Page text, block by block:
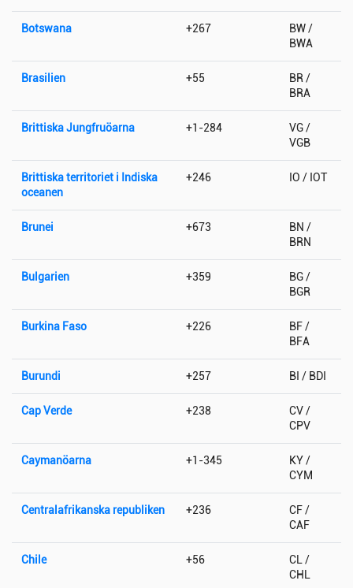
Botswana +267
BW /
BWA
Brasilien +55
BR /
BRA
Brittiska Jungfruöarna +1-284
VG /
VGB
Brittiska territoriet i Indiska
oceanen
+246 IO / IOT
Brunei +673
BN /
BRN
Bulgarien +359
BG /
BGR
Burkina Faso +226
BF /
BFA
Burundi +257 BI / BDI
Cap Verde +238
CV /
CPV
Caymanöarna +1-345
KY /
CYM
Centralafrikanska republiken +236
CF /
CAF
Chile +56
CL /
CHL